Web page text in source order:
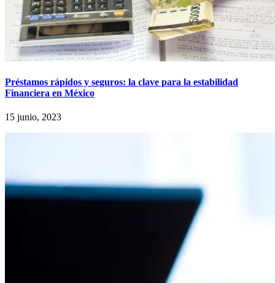
Préstamos rápidos y seguros: la clave para la estabilidad
Financiera en México
15 junio, 2023